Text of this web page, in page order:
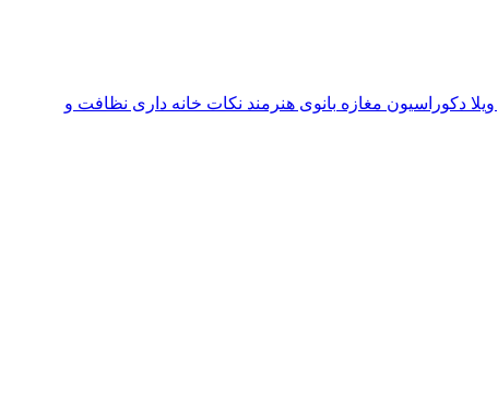
دکوراسیون مغازه بانوی هنرمند نکات خانه داری نظافت و